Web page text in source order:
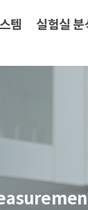
템 실험실